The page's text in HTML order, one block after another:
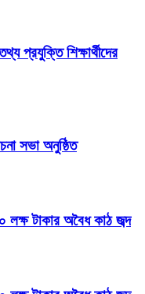
প্রযুক্তি শিক্ষার্থীদের
সভা অনুষ্ঠিত
লক্ষ টাকার অবৈধ কাঠ জব্দ